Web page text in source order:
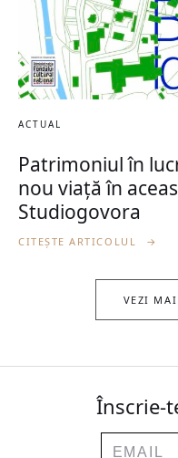
ACTUAL
Patrimoniul în
nou viață în
Studiogovora
CITEȘTE ARTICOLUL →
VEZI
Înscrie-
Email